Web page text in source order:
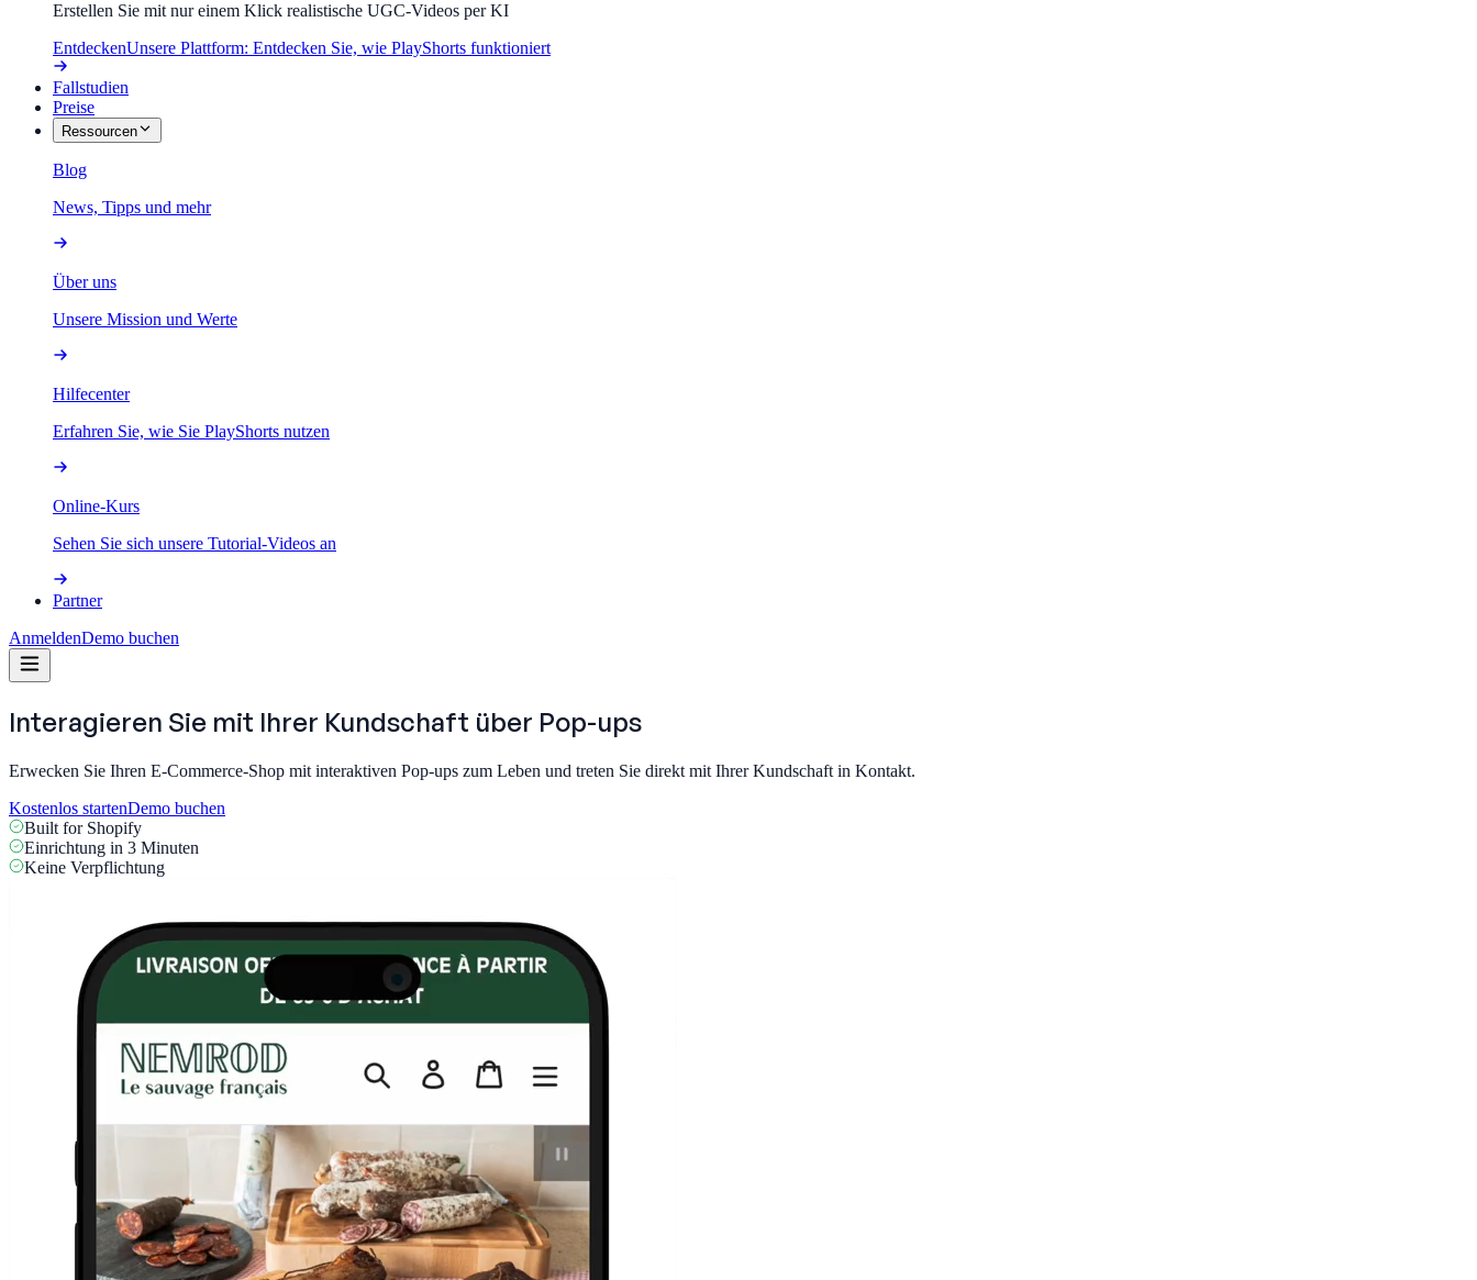
Erstellen Sie mit nur einem Klick realistische UGC-Videos per KI
EntdeckenUnsere Plattform: Entdecken Sie, wie PlayShorts funktioniert
Fallstudien
Preise
Ressourcen
Blog
News, Tipps und mehr
Über uns
Unsere Mission und Werte
Hilfecenter
Erfahren Sie, wie Sie PlayShorts nutzen
Online-Kurs
Sehen Sie sich unsere Tutorial-Videos an
Partner
AnmeldenDemo buchen
Interagieren Sie mit Ihrer Kundschaft über Pop-ups
Erwecken Sie Ihren E-Commerce-Shop mit interaktiven Pop-ups zum Leben und treten Sie direkt mit Ihrer Kundschaft in Kontakt.
Kostenlos startenDemo buchen
Built for Shopify
Einrichtung in 3 Minuten
Keine Verpflichtung